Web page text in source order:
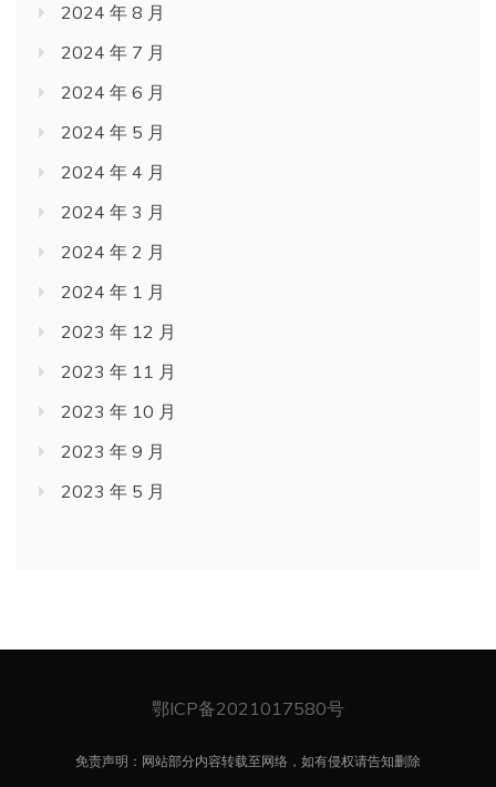
2024 年 8 月
2024 年 7 月
2024 年 6 月
2024 年 5 月
2024 年 4 月
2024 年 3 月
2024 年 2 月
2024 年 1 月
2023 年 12 月
2023 年 11 月
2023 年 10 月
2023 年 9 月
2023 年 5 月
鄂ICP备2021017580号
免责声明：网站部分内容转载至网络，如有侵权请告知删除